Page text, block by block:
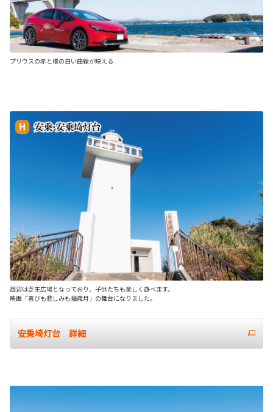
プリウスの赤と橋の白い曲線が映える
周辺は芝生広場となっており、子供たちも楽しく遊べます。
映画「喜びも悲しみも幾歳月」の舞台になりました。
安乗埼灯台 詳細